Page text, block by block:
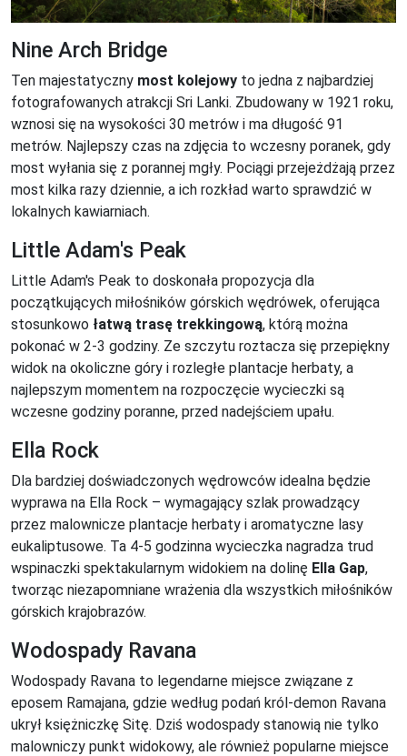
Nine Arch Bridge
Ten majestatyczny most kolejowy to jedna z najbardziej
fotografowanych atrakcji Sri Lanki. Zbudowany w 1921 roku,
wznosi się na wysokości 30 metrów i ma długość 91
metrów. Najlepszy czas na zdjęcia to wczesny poranek, gdy
most wyłania się z porannej mgły. Pociągi przejeżdżają przez
most kilka razy dziennie, a ich rozkład warto sprawdzić w
lokalnych kawiarniach.
Little Adam's Peak
Little Adam's Peak to doskonała propozycja dla
początkujących miłośników górskich wędrówek, oferująca
stosunkowo łatwą trasę trekkingową, którą można
pokonać w 2-3 godziny. Ze szczytu roztacza się przepiękny
widok na okoliczne góry i rozległe plantacje herbaty, a
najlepszym momentem na rozpoczęcie wycieczki są
wczesne godziny poranne, przed nadejściem upału.
Ella Rock
Dla bardziej doświadczonych wędrowców idealna będzie
wyprawa na Ella Rock – wymagający szlak prowadzący
przez malownicze plantacje herbaty i aromatyczne lasy
eukaliptusowe. Ta 4-5 godzinna wycieczka nagradza trud
wspinaczki spektakularnym widokiem na dolinę Ella Gap,
tworząc niezapomniane wrażenia dla wszystkich miłośników
górskich krajobrazów.
Wodospady Ravana
Wodospady Ravana to legendarne miejsce związane z
eposem Ramajana, gdzie według podań król-demon Ravana
ukrył księżniczkę Sitę. Dziś wodospady stanowią nie tylko
malowniczy punkt widokowy, ale również popularne miejsce